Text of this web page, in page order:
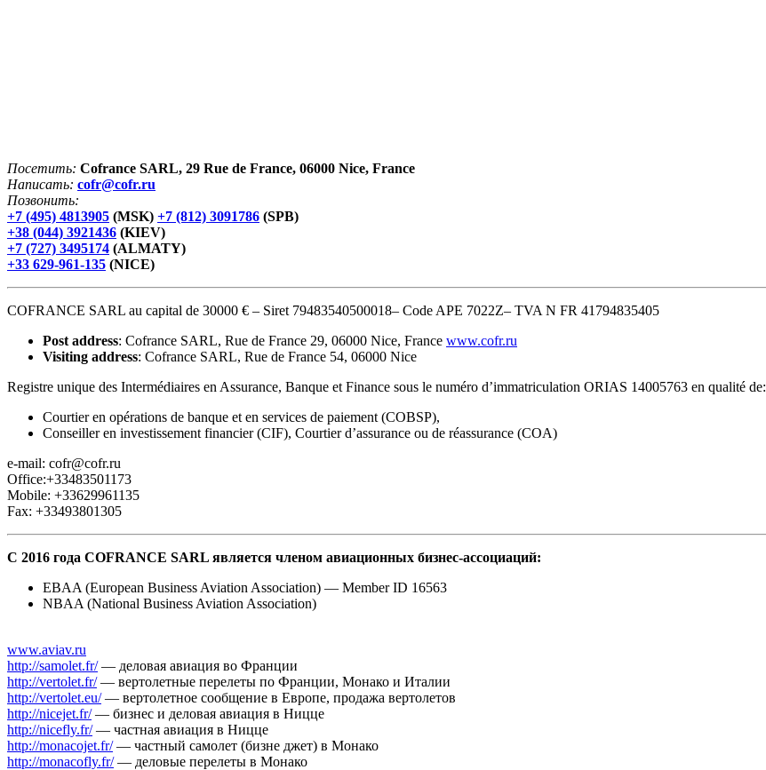
Посетить: Cofrance SARL, 29 Rue de France, 06000 Nice, France
Написать: cofr@cofr.ru
Позвонить:
+7 (495) 4813905 (MSK) +7 (812) 3091786 (SPB)
+38 (044) 3921436 (KIEV)
+7 (727) 3495174 (ALMATY)
+33 629-961-135 (NICE)
COFRANCE SARL au capital de 30000 € – Siret 79483540500018– Code APE 7022Z– TVA N FR 41794835405
Post address: Cofrance SARL, Rue de France 29, 06000 Nice, France www.cofr.ru
Visiting address: Cofrance SARL, Rue de France 54, 06000 Nice
Registre unique des Intermédiaires en Assurance, Banque et Finance sous le numéro d’immatriculation ORIAS 14005763 en qualité de:
Courtier en opérations de banque et en services de paiement (COBSP),
Conseiller en investissement financier (CIF), Courtier d’assurance ou de réassurance (COA)
e-mail: cofr@cofr.ru
Office:+33483501173
Mobile: +33629961135
Fax: +33493801305
С 2016 года COFRANCE SARL является членом авиационных бизнес-ассоциаций:
EBAA (European Business Aviation Association) — Member ID 16563
NBAA (National Business Aviation Association)
www.aviav.ru
http://samolet.fr/— деловая авиация во Франции
http://vertolet.fr/— вертолетные перелеты по Франции, Монако и Италии
http://vertolet.eu/— вертолетное сообщение в Европе, продажа вертолетов
http://nicejet.fr/— бизнес и деловая авиация в Ницце
http://nicefly.fr/— частная авиация в Ницце
http://monacojet.fr/— частный самолет (бизне джет) в Монако
http://monacofly.fr/— деловые перелеты в Монако